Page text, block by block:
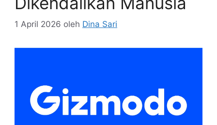
1 April 2026 oleh Dina Sari